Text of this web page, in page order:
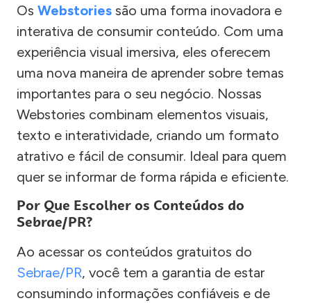
Os Webstories são uma forma inovadora e
interativa de consumir conteúdo. Com uma
experiência visual imersiva, eles oferecem
uma nova maneira de aprender sobre temas
importantes para o seu negócio. Nossas
Webstories combinam elementos visuais,
texto e interatividade, criando um formato
atrativo e fácil de consumir. Ideal para quem
quer se informar de forma rápida e eficiente.
Por Que Escolher os Conteúdos do
Sebrae/PR?
Ao acessar os conteúdos gratuitos do
Sebrae/PR, você tem a garantia de estar
consumindo informações confiáveis e de